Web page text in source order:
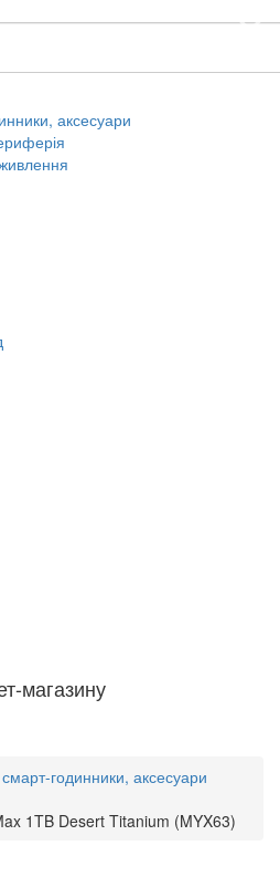
×
аксесуари
магазину
годинники, аксесуари
1TB Desert Titanium (MYX63)